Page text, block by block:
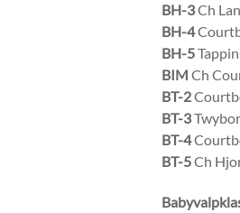
BH-3Ch
BH-4
BH-5
BIM Ch
BT-2
BT-3
BT-4
BT-5Ch